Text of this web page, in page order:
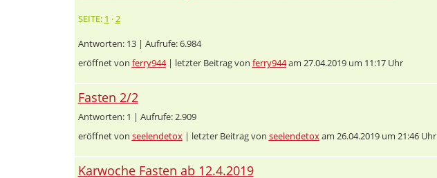
SEITE: 1 ·2
Antworten: 13 | Aufrufe: 6.984
eröffnet von ferry944| letzter Beitrag von ferry944am 27.04.2019 um 11:17 Uhr
Fasten 2/2
Antworten: 1 | Aufrufe: 2.909
eröffnet von seelendetox| letzter Beitrag von seelendetoxam 26.04.2019 um 21:46 Uhr
Karwoche Fasten ab 12.4.2019